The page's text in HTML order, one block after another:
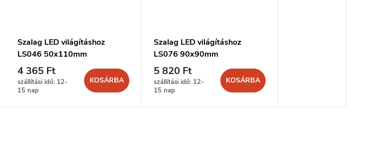
Szalag LED világításhoz
LS046 50x110mm
4 365 Ft
szállítási idő: 12-
15 nap
KOSÁRBA
Szalag LED világításhoz
LS076 90x90mm
5 820 Ft
szállítási idő: 12-
15 nap
KOSÁRBA